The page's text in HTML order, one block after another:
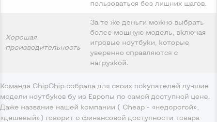
пользоваться без лишних шагов.
Хорошая
производительность
За те же деньги можно выбрать
более мощную модель, включая
игровые ноутбуки, которые
уверенно справляются с
нагрузкой.
Команда ChipChip собрала для своих покупателей лучшие
модели ноутбуков бу из Европы по самой доступной цене.
Даже название нашей компании ( Cheap - «недорогой»,
«дешевый») говорит о финансовой доступности товара